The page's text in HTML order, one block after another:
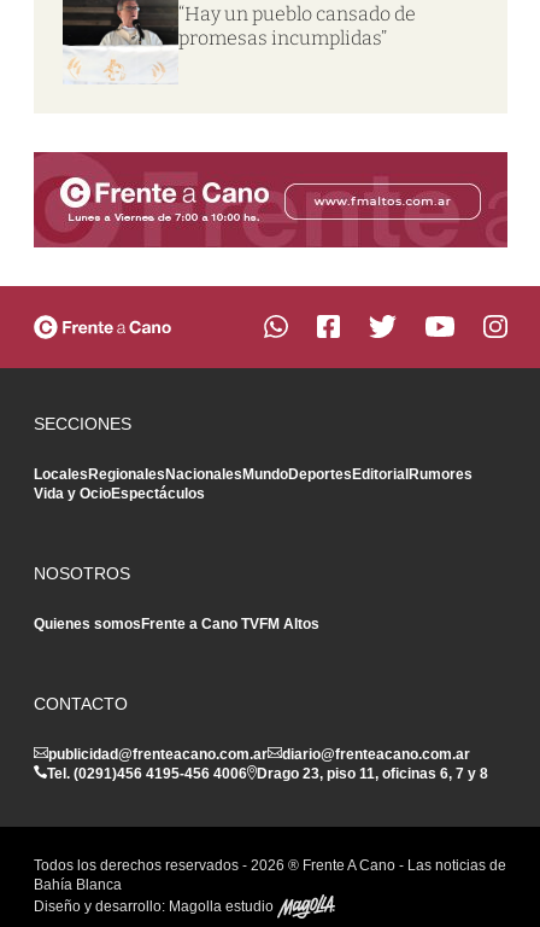
“Hay un pueblo cansado de
promesas incumplidas”
SECCIONES
LocalesRegionalesNacionalesMundoDeportesEditorialRumores
Vida y OcioEspectáculos
NOSOTROS
Quienes somosFrente a Cano TVFM Altos
CONTACTO
publicidad@frenteacano.com.ar
diario@frenteacano.com.ar
Tel. (0291)456 4195-456 4006 Drago 23, piso 11, oficinas 6, 7 y 8
Todos los derechos reservados - 2026 ® Frente A Cano - Las noticias de
Bahía Blanca
Diseño y desarrollo: Magolla estudio